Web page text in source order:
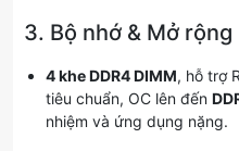
3. Bộ nhớ & Mở rộng
4 khe DDR4 DIMM, hỗ trợ
tiêu chuẩn, OC lên đến
nhiệm và ứng dụng nặng.